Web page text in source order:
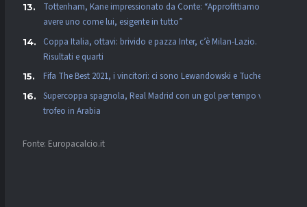
Tottenham, Kane impressionato da Conte: “Approfittiamo di
avere uno come lui, esigente in tutto”
Coppa Italia, ottavi: brivido e pazza Inter, c’è Milan-Lazio.
Risultati e quarti
Fifa The Best 2021, i vincitori: ci sono Lewandowski e Tuchel
Supercoppa spagnola, Real Madrid con un gol per tempo vince il
trofeo in Arabia
Fonte: Europacalcio.it